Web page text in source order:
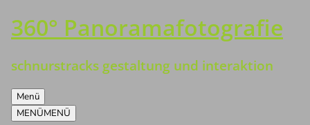
Zum
Inhalt
360° Panoramafotografie
schnurstracks gestaltung und interaktion
Menü
MENÜMENÜ